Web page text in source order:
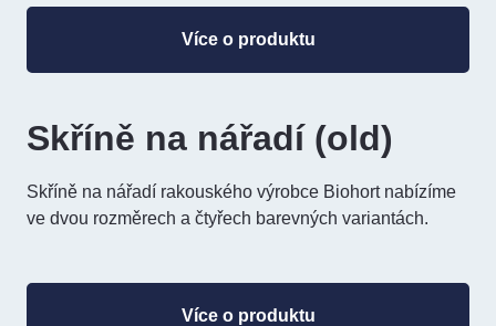
Více o produktu
Skříně na nářadí (old)
Skříně na nářadí rakouského výrobce Biohort nabízíme
ve dvou rozměrech a čtyřech barevných variantách.
Více o produktu